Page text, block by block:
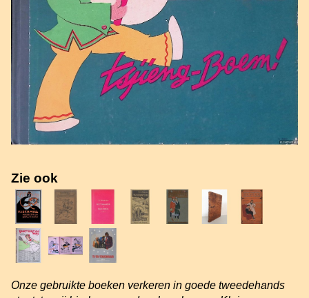
Zie ook
Onze gebruikte boeken verkeren in goede tweedehands